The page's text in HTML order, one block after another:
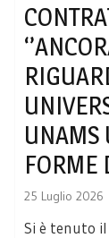
UNAMS
FORME
25 Luglio 2026
Si è tenuto